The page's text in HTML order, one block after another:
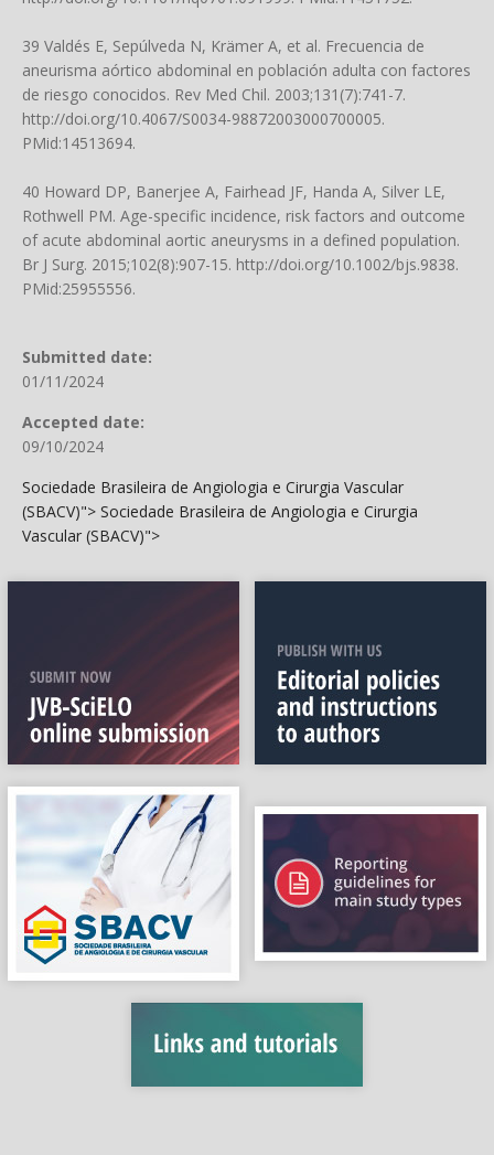
39 Valdés E, Sepúlveda N, Krämer A, et al. Frecuencia de
aneurisma aórtico abdominal en población adulta con factores
de riesgo conocidos. Rev Med Chil. 2003;131(7):741-7.
http://doi.org/10.4067/S0034-98872003000700005.
PMid:14513694.
40 Howard DP, Banerjee A, Fairhead JF, Handa A, Silver LE,
Rothwell PM. Age-specific incidence, risk factors and outcome
of acute abdominal aortic aneurysms in a defined population.
Br J Surg. 2015;102(8):907-15. http://doi.org/10.1002/bjs.9838.
PMid:25955556.
Submitted date:
01/11/2024
Accepted date:
09/10/2024
Sociedade Brasileira de Angiologia e Cirurgia Vascular
(SBACV)"> Sociedade Brasileira de Angiologia e Cirurgia
Vascular (SBACV)">